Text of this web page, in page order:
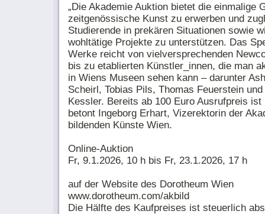
„Die Akademie Auktion bietet die einmalige
zeitgenössische Kunst zu erwerben und
Studierende in prekären Situationen sowie
wohltätige Projekte zu unterstützen. Das
Werke reicht von vielversprechenden
bis zu etablierten Künstler_innen, die man
in Wiens Museen sehen kann – darunter
Scheirl, Tobias Pils, Thomas Feuerstein und
Kessler. Bereits ab 100 Euro Ausrufpreis ist
betont Ingeborg Erhart, Vizerektorin der
bildenden Künste Wien.
Online-Auktion
Fr, 9.1.2026, 10 h bis Fr, 23.1.2026, 17 h
auf der Website des Dorotheum Wien
www.dorotheum.com/akbild
Die Hälfte des Kaufpreises ist steuerlich